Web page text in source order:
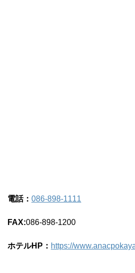
電話： 086-898-1111
FAX:086-898-1200
ホテルHP： https://